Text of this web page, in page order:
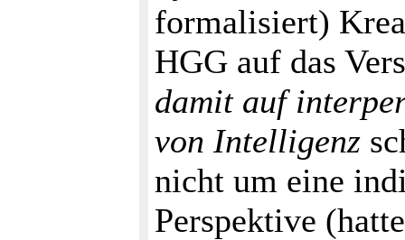
formalisiert)
HGG auf das
damit auf
von Intelligenz
nicht um eine
Perspektive